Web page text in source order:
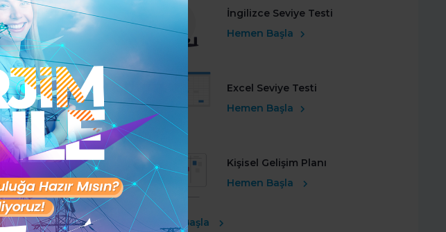
planını
misin ?
seçmesine
İngilizce Seviye Testi
Hemen Başla
Excel Seviye Testi
Hemen Başla
Kişisel Gelişim Planı
Hemen Başla
Ücretsiz Başla